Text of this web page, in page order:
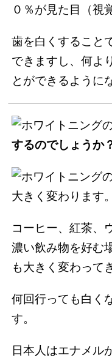
０％が見た目（視
歯を白くすること
できますし、何よ
とができるように
するのでしょうか
大きく変わります。
コーヒー、紅茶、
濃い飲み物を好む
も大きく変わって
何回行っても白く
す。
日本人はエナメル